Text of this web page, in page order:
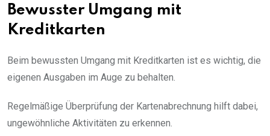
Bewusster Umgang mit
Kreditkarten
Beim bewussten Umgang mit Kreditkarten ist es wichtig, die
eigenen Ausgaben im Auge zu behalten.
Regelmäßige Überprüfung der Kartenabrechnung hilft dabei,
ungewöhnliche Aktivitäten zu erkennen.